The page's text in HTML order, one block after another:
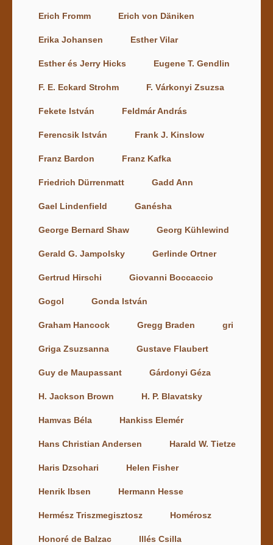
Erich Fromm Erich von Däniken
Erika Johansen Esther Vilar
Esther és Jerry Hicks Eugene T. Gendlin
F. E. Eckard Strohm F. Várkonyi Zsuzsa
Fekete István Feldmár András
Ferencsik István Frank J. Kinslow
Franz Bardon Franz Kafka
Friedrich Dürrenmatt Gadd Ann
Gael Lindenfield Ganésha
George Bernard Shaw Georg Kühlewind
Gerald G. Jampolsky Gerlinde Ortner
Gertrud Hirschi Giovanni Boccaccio
Gogol Gonda István
Graham Hancock Gregg Braden gri
Griga Zsuzsanna Gustave Flaubert
Guy de Maupassant Gárdonyi Géza
H. Jackson Brown H. P. Blavatsky
Hamvas Béla Hankiss Elemér
Hans Christian Andersen Harald W. Tietze
Haris Dzsohari Helen Fisher
Henrik Ibsen Hermann Hesse
Hermész Triszmegisztosz Homérosz
Honoré de Balzac Illés Csilla